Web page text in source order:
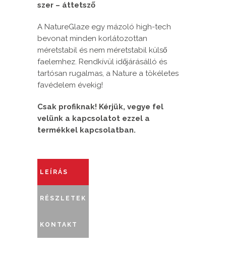
szer – áttetsző
A NatureGlaze egy mázoló high-tech
bevonat minden korlátozottan
méretstabil és nem méretstabil külső
faelemhez. Rendkívül időjárásálló és
tartósan rugalmas, a Nature a tökéletes
favédelem évekig!
Csak profiknak! Kérjük, vegye fel
velünk a kapcsolatot ezzel a
termékkel kapcsolatban.
LEÍRÁS
RÉSZLETEK
KONTAKT